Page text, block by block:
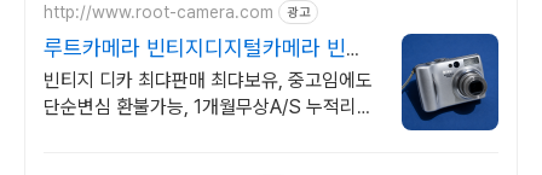
http://www.root-camera.com 광고
루트카메라 빈티지디지털카메라 빈티
지 디카 디지털카메라
빈티지 디카 최댜판매 최댜보유, 중고임에도
단순변심 환불가능, 1개월무상A/S 누적리뷰